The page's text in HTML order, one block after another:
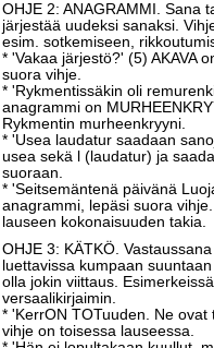
OHJE 2: ANAGRAMMI. Sana
järjestää uudeksi sanaksi.
esim. sotkemiseen,
* 'Vakaa järjestö?' (5) AKAVA
suora vihje.
* 'Rykmentissäkin oli
anagrammi on
Rykmentin murheenkryyni.
* 'Usea laudatur saadaan
usea sekä l (laudatur) ja
suoraan.
* 'Seitsemäntenä päivänä
anagrammi, lepäsi suora
lauseen kokonaisuuden takia.
OHJE 3: KÄTKÖ.
luettavissa kumpaan
olla jokin viittaus.
versaalikirjaimin.
* 'KerrON TOTuuden. Ne
vihje on toisessa lauseessa.